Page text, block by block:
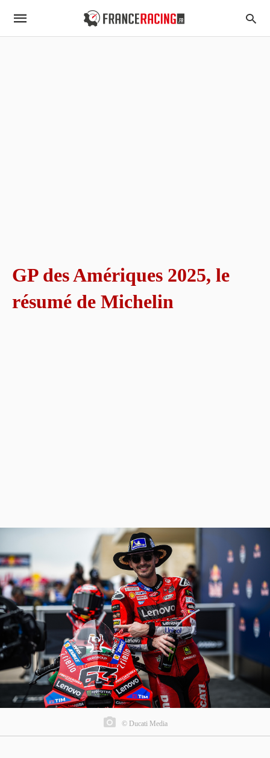
GP des Amériques 2025, le
résumé de Michelin
© Ducati Media